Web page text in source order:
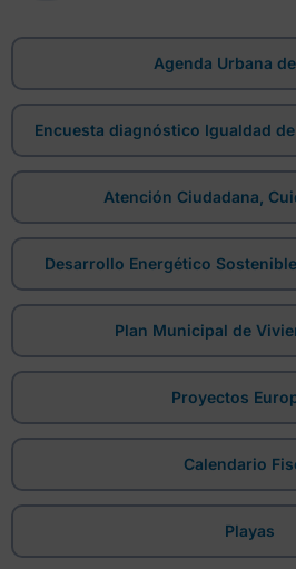
Agenda Urbana
Encuesta diagnóstico Igualdad
Atención Ciudadana,
Desarrollo Energético
Plan Municipal de
Proyectos
Calendario
Playas